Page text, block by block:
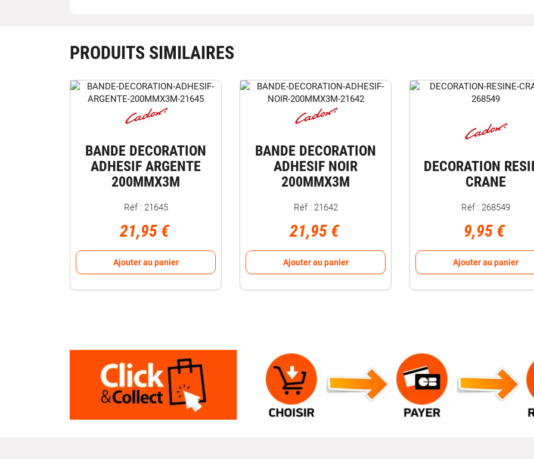
PRODUITS SIMILAIRES
BANDE DECORATION
ADHESIF ARGENTE
200MMX3M
Réf : 21645
21,95 €
Ajouter au panier
BANDE DECORATION
ADHESIF NOIR
200MMX3M
Réf : 21642
21,95 €
Ajouter au panier
DECORATION
CRANE
Réf : 268549
9,95 €
Ajouter au panier